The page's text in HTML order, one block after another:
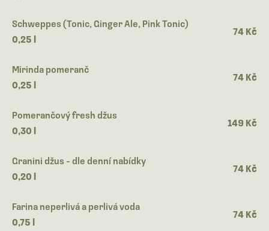
Schweppes (Tonic, Ginger Ale, Pink Tonic)
0,25 l
74 Kč
Mirinda pomeranč
0,25 l
74 Kč
Pomerančový fresh džus
0,30 l
149 Kč
Granini džus - dle denní nabídky
0,20 l
74 Kč
Farina neperlivá a perlivá voda
0,75 l
74 Kč